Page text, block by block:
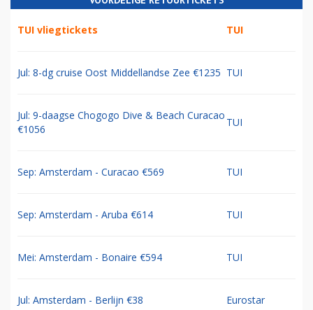
TUI vliegtickets TUI
Jul: 8-dg cruise Oost Middellandse Zee €1235 TUI
Jul: 9-daagse Chogogo Dive & Beach Curacao
€1056
TUI
Sep: Amsterdam - Curacao €569 TUI
Sep: Amsterdam - Aruba €614 TUI
Mei: Amsterdam - Bonaire €594 TUI
Jul: Amsterdam - Berlijn €38 Eurostar